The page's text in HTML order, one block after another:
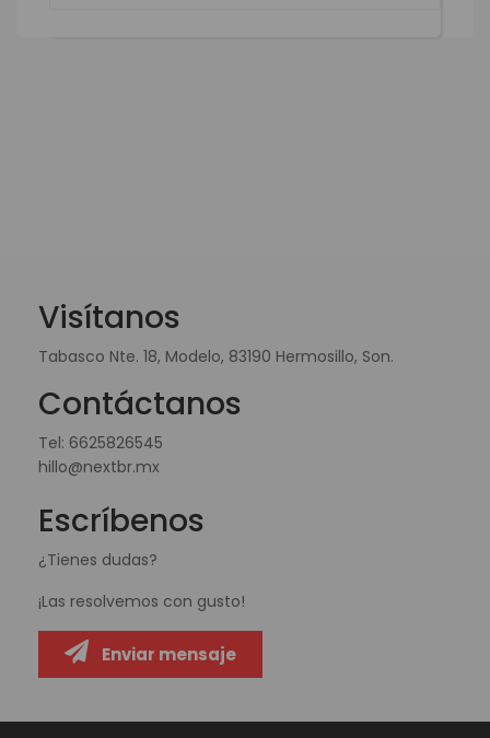
Visítanos
Tabasco Nte. 18, Modelo, 83190 Hermosillo, Son.
Contáctanos
Tel: 6625826545
hillo@nextbr.mx
Escríbenos
¿Tienes dudas?
¡Las resolvemos con gusto!
Enviar mensaje